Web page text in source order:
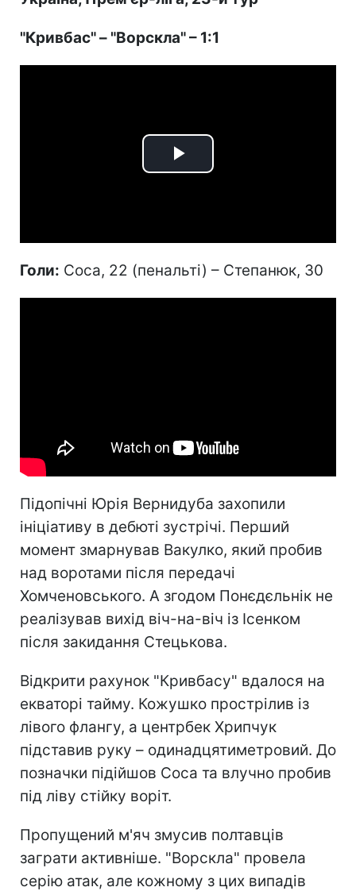
"Кривбас" – "Ворскла" – 1:1
Play
Голи: Соса, 22 (пенальті) – Степанюк, 30
Підопічні Юрія Вернидуба захопили
ініціативу в дебюті зустрічі. Перший
момент змарнував Вакулко, який пробив
над воротами після передачі
Хомченовського. А згодом Понєдєльнік не
реалізував вихід віч-на-віч із Ісенком
після закидання Стецькова.
Відкрити рахунок "Кривбасу" вдалося на
екваторі тайму. Кожушко прострілив із
лівого флангу, а центрбек Хрипчук
підставив руку – одинадцятиметровий. До
позначки підійшов Соса та влучно пробив
під ліву стійку воріт.
Пропущений м'яч змусив полтавців
заграти активніше. "Ворскла" провела
серію атак, але кожному з цих випадів